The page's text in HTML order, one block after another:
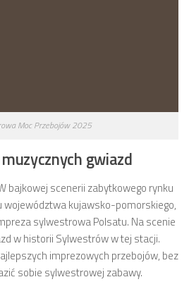
Moc Przebojów 2025
gwiazd
bajkowej scenerii zabytkowego rynku
województwa kujawsko-pomorskiego,
sylwestrowa Polsatu. Na scenie
w historii Sylwestrów w tej stacji.
imprezowych przebojów, bez
sobie sylwestrowej zabawy.